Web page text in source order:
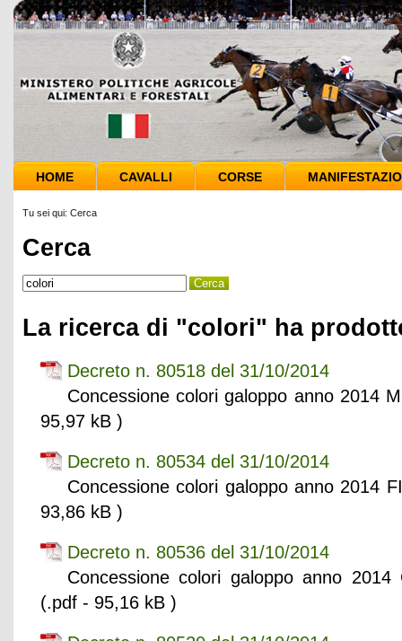
HOME CAVALLI CORSE
Tu sei qui: Cerca
Cerca
La ricerca di "colori" ha
Decreto n. 80518 del 31/10/2014
Concessione colori galoppo anno 2014
95,97 kB )
Decreto n. 80534 del 31/10/2014
Concessione colori galoppo anno 2014
93,86 kB )
Decreto n. 80536 del 31/10/2014
Concessione colori galoppo anno
(.pdf - 95,16 kB )